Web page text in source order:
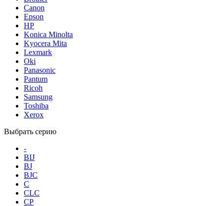
Canon
Epson
HP
Konica Minolta
Kyocera Mita
Lexmark
Oki
Panasonic
Pantum
Ricoh
Samsung
Toshiba
Xerox
Выбрать серию
-
BIJ
BJ
BJC
C
CLC
CP